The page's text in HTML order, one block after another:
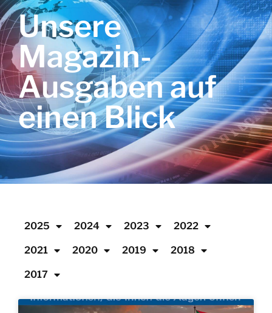
Unsere
Magazin-
Ausgaben auf
einen Blick
2025 2024 2023 2022
2021 2020 2019 2018
2017